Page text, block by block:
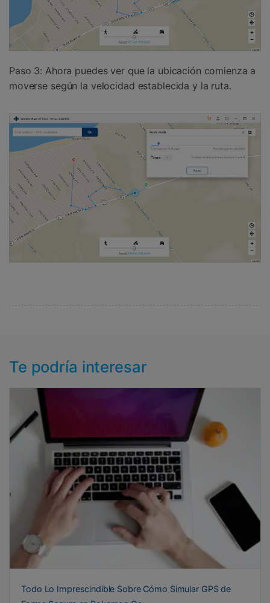
Paso 3: Ahora puedes ver que la ubicación comienza a
moverse según la velocidad establecida y la ruta.
Te podría interesar
Todo Lo Imprescindible Sobre Cómo Simular GPS de